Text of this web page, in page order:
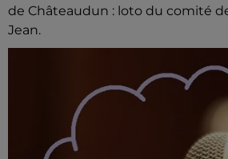
de Châteaudun : loto du comité
Jean.